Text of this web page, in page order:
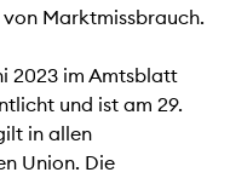
Marktmissbrauch.
2023 im Amtsblatt
und ist am 29.
in allen
Union. Die